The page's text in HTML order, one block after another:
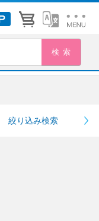
絞り込み検索